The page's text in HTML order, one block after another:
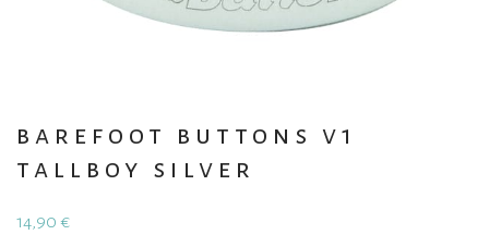
barefoot buttons v1
tallboy silver
14,90 €